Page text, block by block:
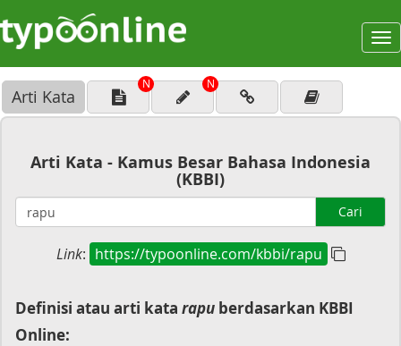
Arti Kata
N N
Arti Kata - Kamus Besar Bahasa Indonesia
(KBBI)
Cari
Link: https://typoonline.com/kbbi/rapu
Definisi atau arti kata rapu berdasarkan KBBI
Online: